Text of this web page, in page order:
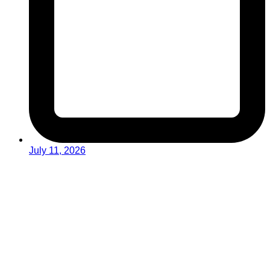
July 11, 2026